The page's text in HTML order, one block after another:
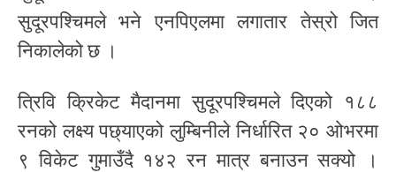
सुदूरपश्चिमले भने एनपिएलमा लगातार तेस्रो जित
निकालेको छ ।
त्रिवि क्रिकेट मैदानमा सुदूरपश्चिमले दिएको १८८
रनको लक्ष्य पछ्याएको लुम्बिनीले निर्धारित २० ओभरमा
९ विकेट गुमाउँदै १४२ रन मात्र बनाउन सक्यो ।